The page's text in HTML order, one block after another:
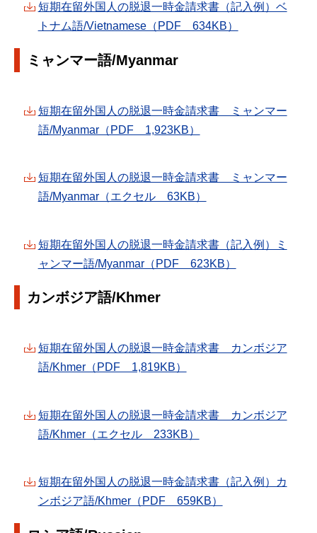
短期在留外国人の脱退一時金請求書（記入例）ベ
トナム語/Vietnamese（PDF 634KB）
ミャンマー語/Myanmar
短期在留外国人の脱退一時金請求書 ミャンマー
語/Myanmar（PDF 1,923KB）
短期在留外国人の脱退一時金請求書 ミャンマー
語/Myanmar（エクセル 63KB）
短期在留外国人の脱退一時金請求書（記入例）ミ
ャンマー語/Myanmar（PDF 623KB）
カンボジア語/Khmer
短期在留外国人の脱退一時金請求書 カンボジア
語/Khmer（PDF 1,819KB）
短期在留外国人の脱退一時金請求書 カンボジア
語/Khmer（エクセル 233KB）
短期在留外国人の脱退一時金請求書（記入例）カ
ンボジア語/Khmer（PDF 659KB）